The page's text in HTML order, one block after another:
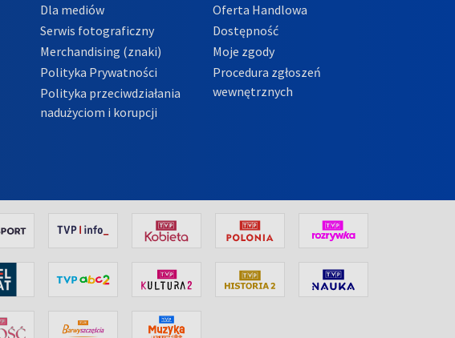
Dla mediów
Serwis fotograficzny
Merchandising (znaki)
Polityka Prywatności
Polityka przeciwdziałania
nadużyciom i korupcji
Oferta Handlowa
Dostępność
Moje zgody
Procedura zgłoszeń
wewnętrznych